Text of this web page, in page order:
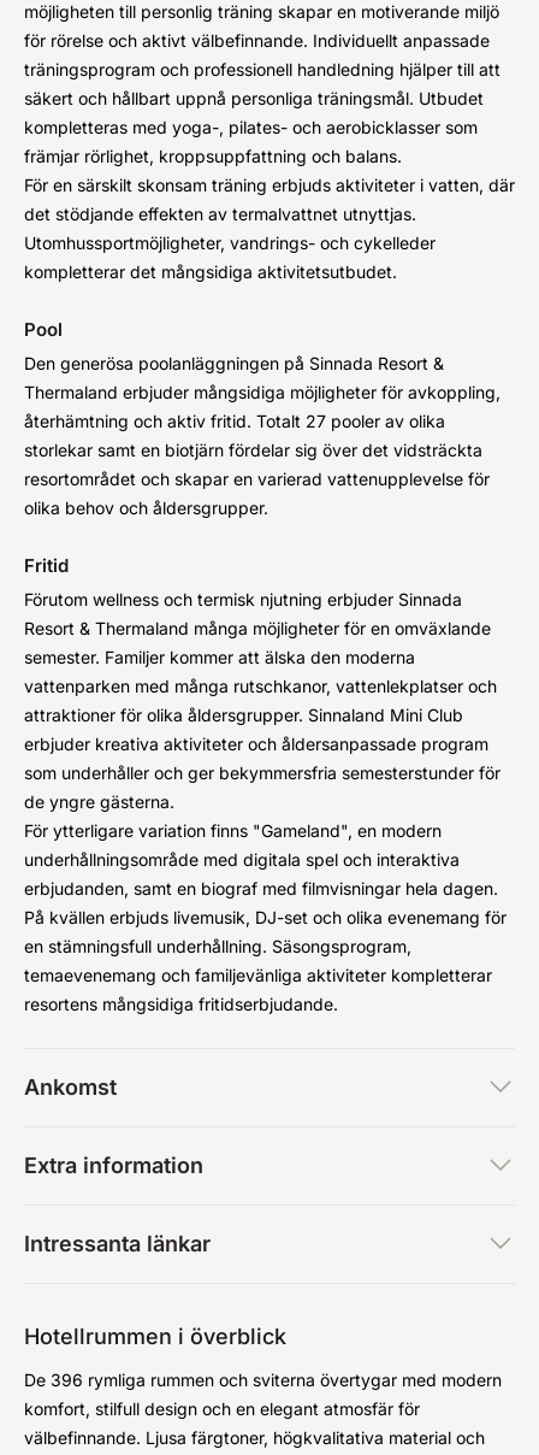
möjligheten till personlig träning skapar en motiverande miljö
för rörelse och aktivt välbefinnande. Individuellt anpassade
träningsprogram och professionell handledning hjälper till att
säkert och hållbart uppnå personliga träningsmål. Utbudet
kompletteras med yoga-, pilates- och aerobicklasser som
främjar rörlighet, kroppsuppfattning och balans.
För en särskilt skonsam träning erbjuds aktiviteter i vatten, där
det stödjande effekten av termalvattnet utnyttjas.
Utomhussportmöjligheter, vandrings- och cykelleder
kompletterar det mångsidiga aktivitetsutbudet.
Pool
Den generösa poolanläggningen på Sinnada Resort &
Thermaland erbjuder mångsidiga möjligheter för avkoppling,
återhämtning och aktiv fritid. Totalt 27 pooler av olika
storlekar samt en biotjärn fördelar sig över det vidsträckta
resortområdet och skapar en varierad vattenupplevelse för
olika behov och åldersgrupper.
Fritid
Förutom wellness och termisk njutning erbjuder Sinnada
Resort & Thermaland många möjligheter för en omväxlande
semester. Familjer kommer att älska den moderna
vattenparken med många rutschkanor, vattenlekplatser och
attraktioner för olika åldersgrupper. Sinnaland Mini Club
erbjuder kreativa aktiviteter och åldersanpassade program
som underhåller och ger bekymmersfria semesterstunder för
de yngre gästerna.
För ytterligare variation finns "Gameland", en modern
underhållningsområde med digitala spel och interaktiva
erbjudanden, samt en biograf med filmvisningar hela dagen.
På kvällen erbjuds livemusik, DJ-set och olika evenemang för
en stämningsfull underhållning. Säsongsprogram,
temaevenemang och familjevänliga aktiviteter kompletterar
resortens mångsidiga fritidserbjudande.
Ankomst
Extra information
Intressanta länkar
Hotellrummen i överblick
De 396 rymliga rummen och sviterna övertygar med modern
komfort, stilfull design och en elegant atmosfär för
välbefinnande. Ljusa färgtoner, högkvalitativa material och